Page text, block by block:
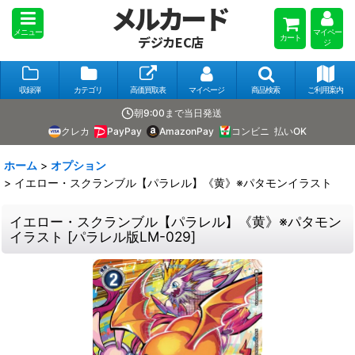
メニュー メルカード
デジカEC店 カート
マイペー
ジ
収録弾 カテゴリ 高価買取表 マイページ 商品検索 ご利用案内
朝9:00まで当日発送
クレカ
PayPay AmazonPay コンビニ 払いOK
ホーム > オプション
> イエロー・スクランブル【パラレル】《黄》※パタモンイラスト
イエロー・スクランブル【パラレル】《黄》※パタモン
イラスト [パラレル版LM-029]